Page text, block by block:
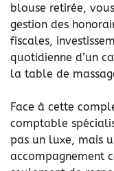
blouse retirée,
gestion des
fiscales,
quotidienne d’un
la table de
Face à cette
comptable
pas un luxe, mais
accompagnement